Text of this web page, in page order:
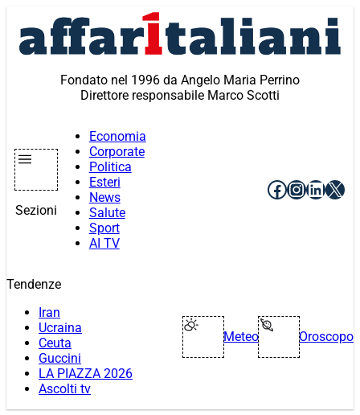
contenuto
Fondato nel 1996 da Angelo Maria Perrino
Direttore responsabile Marco Scotti
Sezioni
Economia
Corporate
Politica
Esteri
News
Salute
Sport
AI TV
Facebook
X
Tendenze
Iran
Ucraina
Ceuta
Guccini
LA PIAZZA 2026
Ascolti tv
Meteo Oroscopo